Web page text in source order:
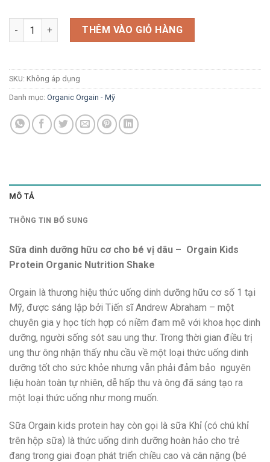
Sữa organic Orgain Kids protein _ Sữa dinh dưỡng hữu cơ vị
THÊM VÀO GIỎ HÀNG
SKU: Không áp dụng
Danh mục: Organic Orgain - Mỹ
MÔ TẢ
THÔNG TIN BỔ SUNG
Sữa dinh dưỡng hữu cơ cho bé vị dâu – Orgain Kids
Protein Organic Nutrition Shake
Orgain là thương hiệu thức uống dinh dưỡng hữu cơ số 1 tại
Mỹ, được sáng lập bởi Tiến sĩ Andrew Abraham – một
chuyên gia y học tích hợp có niềm đam mê với khoa học dinh
dưỡng, người sống sót sau ung thư. Trong thời gian điều trị
ung thư ông nhận thấy nhu cầu về một loại thức uống dinh
dưỡng tốt cho sức khỏe nhưng vẫn phải đảm bảo nguyên
liệu hoàn toàn tự nhiên, dễ hấp thu và ông đã sáng tạo ra
một loại thức uống như mong muốn.
Sữa Orgain kids protein hay còn gọi là sữa Khỉ (có chú khỉ
trên hộp sữa) là thức uống dinh dưỡng hoàn hảo cho trẻ
đang trong giai đoạn phát triển chiều cao và cân nặng (bé